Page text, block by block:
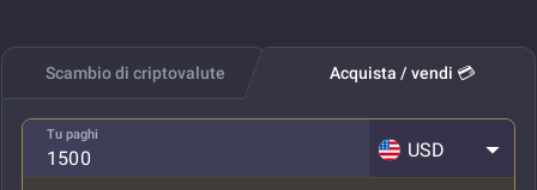
Scambio di criptovalute Acquista / vendi 💳
Tu paghi
USD